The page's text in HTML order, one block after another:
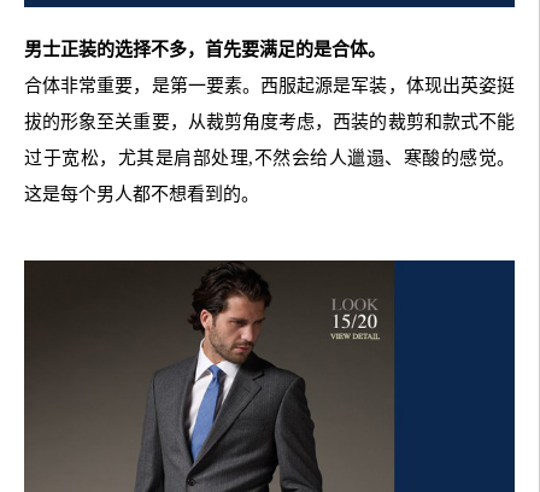
男士正装的选择不多，首先要满足的是合体。
合体非常重要，是第一要素。西服起源是军装，体现出英姿挺
拔的形象至关重要，从裁剪角度考虑，西装的裁剪和款式不能
过于宽松，尤其是肩部处理,不然会给人邋遢、寒酸的感觉。
这是每个男人都不想看到的。